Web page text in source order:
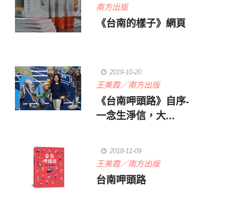
南方出版
《台南的樣子》網頁
2019-10-20
王美霞／南方出版
《台南呷頭路》自序-
一念生淨信，大...
2018-11-09
王美霞／南方出版
台南呷頭路